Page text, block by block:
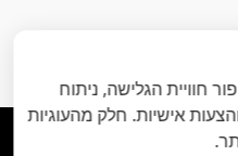
חוויית הגלישה, ניתוח
אישיות. חלק מהעוגיות